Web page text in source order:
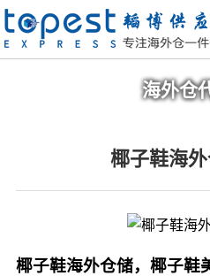
海外仓
椰子鞋海
椰子鞋海外仓储，椰子鞋